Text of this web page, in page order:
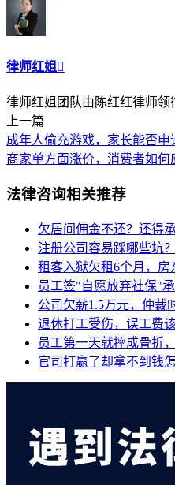
律师红姐 
律师红姐团队由陈红红律师领
上一篇
成年人偷充游戏，家长能否申
商家单方面涨价，消费者如何
法律咨询相关推荐
欠居间佣金不还？还得
注册公司容易踩哪些坑？
租客入狱欠租6个月，房
员工签"自愿放弃社保"
公司欠薪1.5万元，仲裁
退休打工受伤，误工费
员工第一天就摔成骨折
官司打赢了却拿不到钱